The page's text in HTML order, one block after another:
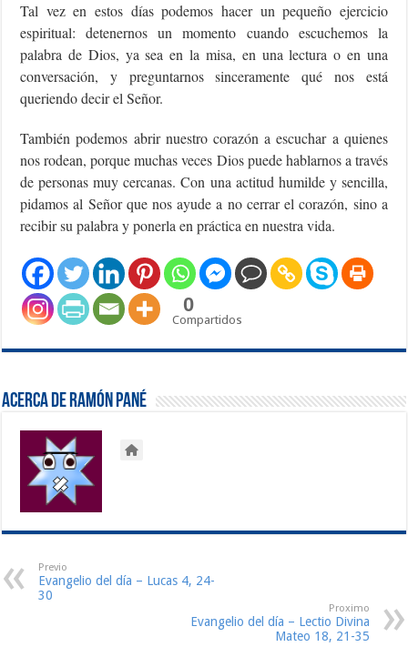
Tal vez en estos días podemos hacer un pequeño ejercicio
espiritual: detenernos un momento cuando escuchemos la
palabra de Dios, ya sea en la misa, en una lectura o en una
conversación, y preguntarnos sinceramente qué nos está
queriendo decir el Señor.
También podemos abrir nuestro corazón a escuchar a quienes
nos rodean, porque muchas veces Dios puede hablarnos a través
de personas muy cercanas. Con una actitud humilde y sencilla,
pidamos al Señor que nos ayude a no cerrar el corazón, sino a
recibir su palabra y ponerla en práctica en nuestra vida.
0
Compartidos
Acerca de Ramón Pané
Previo
Evangelio del día – Lucas 4, 24-
30
Proximo
Evangelio del día – Lectio Divina
Mateo 18, 21-35